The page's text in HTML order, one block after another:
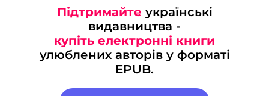
Підтримайте українські
видавництва -
купіть електронні книги
улюблених авторів у форматі
EPUB.